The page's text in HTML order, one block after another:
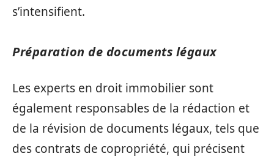
s’intensifient.
Préparation de documents légaux
Les experts en droit immobilier sont
également responsables de la rédaction et
de la révision de documents légaux, tels que
des contrats de copropriété, qui précisent